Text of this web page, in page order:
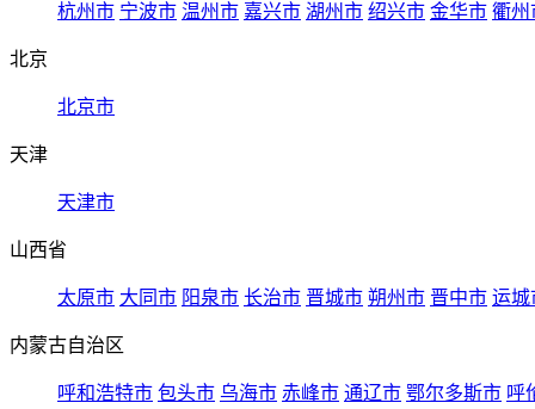
杭州市 宁波市 温州市 嘉兴市 湖州市 绍兴市 金华市 衢州
北京
北京市
天津
天津市
山西省
太原市 大同市 阳泉市 长治市 晋城市 朔州市 晋中市 运城
内蒙古自治区
呼和浩特市 包头市 乌海市 赤峰市 通辽市 鄂尔多斯市 呼